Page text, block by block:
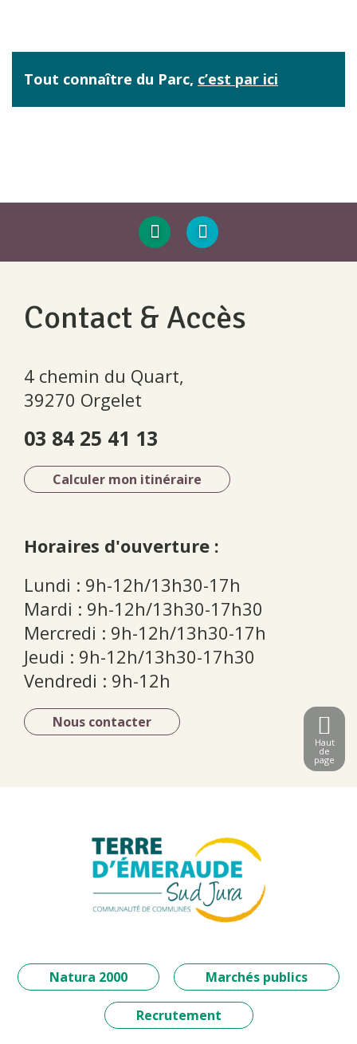
Tout connaître du Parc, c’est par ici
Contact & Accès
4 chemin du Quart,
39270 Orgelet
03 84 25 41 13
Calculer mon itinéraire
Horaires d'ouverture :
Lundi : 9h-12h/13h30-17h
Mardi : 9h-12h/13h30-17h30
Mercredi : 9h-12h/13h30-17h
Jeudi : 9h-12h/13h30-17h30
Vendredi : 9h-12h
Nous contacter
Haut
de
page
Natura 2000 Marchés publics
Recrutement